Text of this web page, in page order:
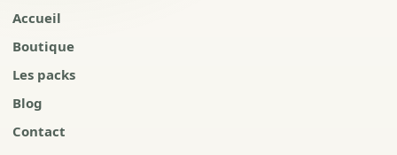
Accueil
Boutique
Les packs
Blog
Contact